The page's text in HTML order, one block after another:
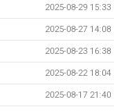
2025-08-29 15:33
2025-08-27 14:08
2025-08-23 16:38
2025-08-22 18:04
2025-08-17 21:40